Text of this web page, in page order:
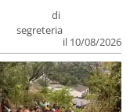
di
segreteria
il 10/08/2026